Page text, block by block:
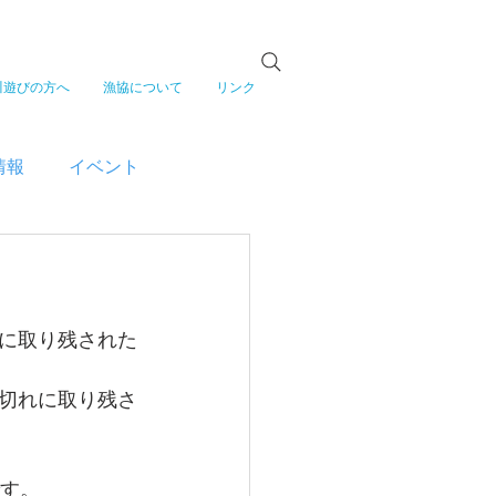
遊びの方へ 漁協について リンク
報 イベント
取り残された
れに取り残さ
。